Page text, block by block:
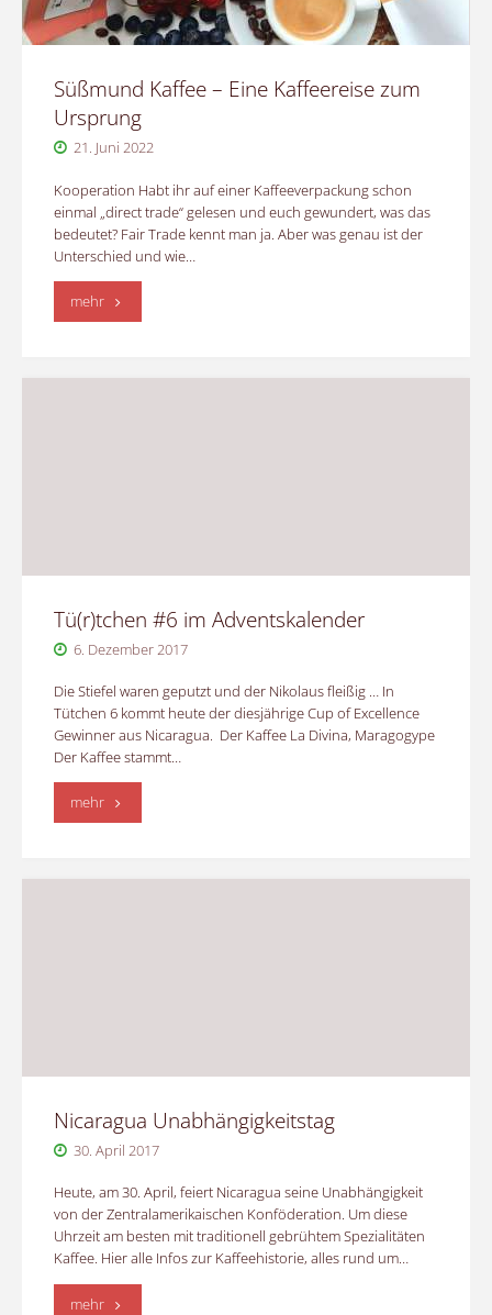
Süßmund Kaffee – Eine Kaffeereise zum
Ursprung
21. Juni 2022
Kooperation Habt ihr auf einer Kaffeeverpackung schon
einmal „direct trade“ gelesen und euch gewundert, was das
bedeutet? Fair Trade kennt man ja. Aber was genau ist der
Unterschied und wie…
mehr"Süßmund
–
Tü(r)tchen #6 im Adventskalender
6. Dezember 2017
Die Stiefel waren geputzt und der Nikolaus fleißig … In
Tütchen 6 kommt heute der diesjährige Cup of Excellence
Gewinner aus Nicaragua. Der Kaffee La Divina, Maragogype
Der Kaffee stammt…
mehr"Tü(r)tchen
Nicaragua Unabhängigkeitstag
30. April 2017
Heute, am 30. April, feiert Nicaragua seine Unabhängigkeit
von der Zentralamerikaischen Konföderation. Um diese
Uhrzeit am besten mit traditionell gebrühtem Spezialitäten
Kaffee. Hier alle Infos zur Kaffeehistorie, alles rund um…
mehr"Nicaragua